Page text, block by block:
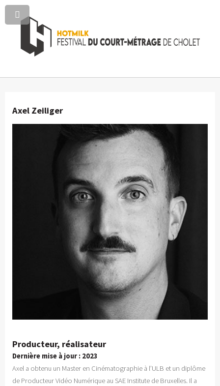
Axel Zeiliger
Producteur, réalisateur
Dernière mise à jour : 2023
Axel a obtenu un Master en Cinématographie à l’ULB et un diplôme
de Producteur Vidéo Numérique au SAE Institute de Bruxelles. Il a